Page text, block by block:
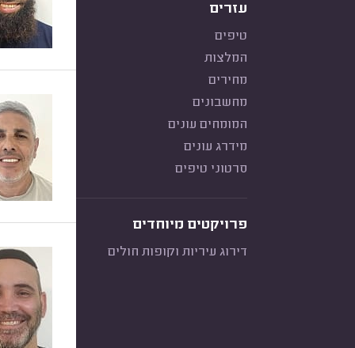
עזרים
טיפים
המלצות
מחירים
מחשבונים
המומחים עונים
מידרג עונים
סרטוני טיפים
פרויקטים מיוחדים
דירוג עיריות וקופות חולים